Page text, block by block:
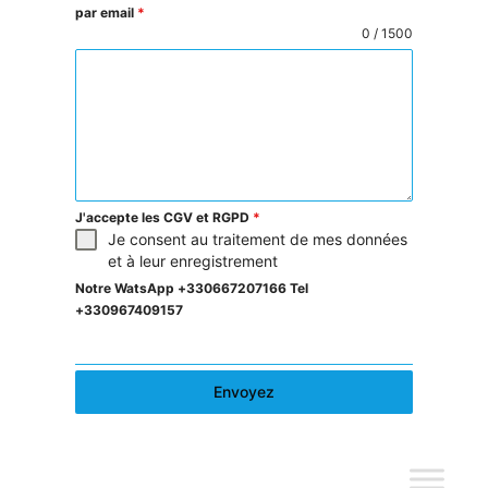
par email *
0 / 1500
J'accepte les CGV et RGPD *
Je consent au traitement de mes données
et à leur enregistrement
Notre WatsApp +330667207166 Tel
+330967409157
Envoyez